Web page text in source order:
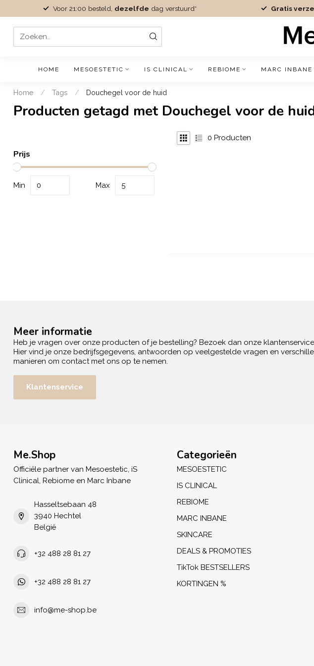
Voor 21:00 besteld, dezelfde dag verstuurd* Gratis
HOME MESOESTETIC IS CLINICAL REBIOME MARC INBANE
Home / Tags / Douchegel voor de huid
Producten getagd met Douchegel voor de
Prijs
Min Max
0 Producten
Meer informatie
Heb je vragen over onze producten of je bestelling? Bezoek dan onze
Hier vind je onze bedrijfsgegevens, antwoorden op veelgestelde vragen en
manieren om contact met ons op te nemen.
Klantenservice
Me.Shop
Officiële partner van Mesoestetic, iS
Clinical, Rebiome en Marc Inbane
Hasseltsebaan 48
3940 Hechtel
België
+32 488 28 81 27
+32 488 28 81 27
info@me-shop.be
Categorieën
MESOESTETIC
IS CLINICAL
REBIOME
MARC INBANE
SKINCARE
DEALS & PROMOTIES
TikTok BESTSELLERS
KORTINGEN %